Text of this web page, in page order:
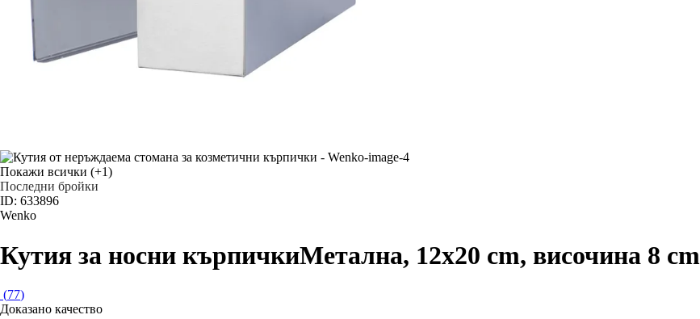
Покажи всички (+1)
Последни бройки
ID: 633896
Wenko
Кутия за носни кърпичкиМетална, 12x20 cm, височина 8 cm
(77)
Доказано качество